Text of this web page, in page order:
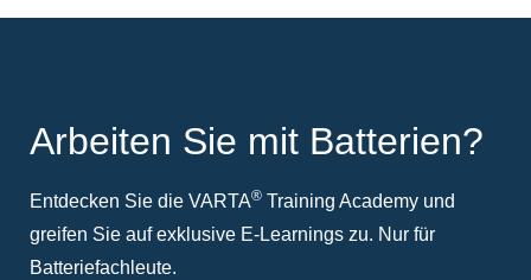
Arbeiten Sie mit Batterien?
Entdecken Sie die VARTA® Training Academy und
greifen Sie auf exklusive E-Learnings zu. Nur für
Batteriefachleute.